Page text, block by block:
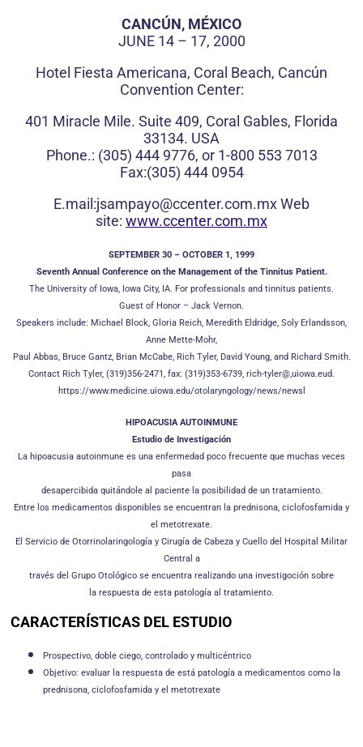
CANCÚN, MÉXICO
JUNE 14 – 17, 2000
Hotel Fiesta Americana, Coral Beach, Cancún
Convention Center:
401 Miracle Mile. Suite 409, Coral Gables, Florida
33134. USA
Phone.: (305) 444 9776, or 1-800 553 7013
Fax:(305) 444 0954
E.mail:jsampayo@ccenter.com.mx Web
site: www.ccenter.com.mx
SEPTEMBER 30 – OCTOBER 1, 1999
Seventh Annual Conference on the Management of the Tinnitus Patient.
The University of Iowa, Iowa City, IA. For professionals and tinnitus patients.
Guest of Honor – Jack Vernon.
Speakers include: Michael Block, Gloria Reich, Meredith Eldridge, Soly Erlandsson,
Anne Mette-Mohr,
Paul Abbas, Bruce Gantz, Brian McCabe, Rich Tyler, David Young, and Richard Smith.
Contact Rich Tyler, (319)356-2471, fax: (319)353-6739, rich-tyler@,uiowa.eud.
https://www.medicine.uiowa.edu/otolaryngology/news/newsl
HIPOACUSIA AUTOINMUNE
Estudio de Investigación
La hipoacusia autoinmune es una enfermedad poco frecuente que muchas veces
pasa
desapercibida quitándole al paciente la posibilidad de un tratamiento.
Entre los medicamentos disponibles se encuentran la prednisona, ciclofosfamida y
el metotrexate.
El Servicio de Otorrinolaringología y Cirugía de Cabeza y Cuello del Hospital Militar
Central a
través del Grupo Otológico se encuentra realizando una investigoción sobre
la respuesta de esta patología al tratamiento.
CARACTERÍSTICAS DEL ESTUDIO
Prospectivo, doble ciego, controlado y multicéntrico
Objetivo: evaluar la respuesta de está patología a medicamentos como la
prednisona, ciclofosfamida y el metotrexate